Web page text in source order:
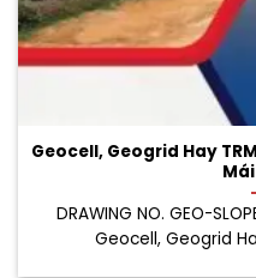
Geocell, Geogrid Hay
DRAWING NO. GEO-
Geocell, Geogrid